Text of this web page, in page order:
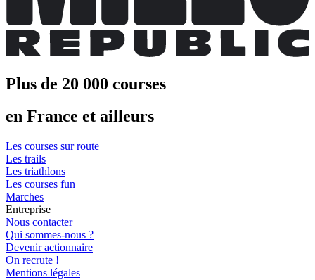
Plus de 20 000 courses
en France et ailleurs
Les courses sur route
Les trails
Les triathlons
Les courses fun
Marches
Entreprise
Nous contacter
Qui sommes-nous ?
Devenir actionnaire
On recrute !
Mentions légales